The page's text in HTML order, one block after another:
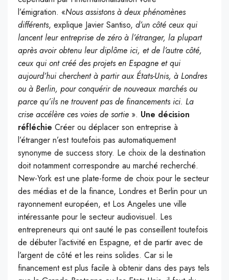
l’émigration. «Nous assistons à deux phénomènes
différents, explique Javier Santiso, d’un côté ceux qui
lancent leur entreprise de zéro à l’étranger, la plupart
après avoir obtenu leur diplôme ici, et de l’autre côté,
ceux qui ont créé des projets en Espagne et qui
aujourd’hui cherchent à partir aux États-Unis, à Londres
ou à Berlin, pour conquérir de nouveaux marchés ou
parce qu’ils ne trouvent pas de financements ici. La
crise accélère ces voies de sortie ». Une décision
réfléchie Créer ou déplacer son entreprise à
l’étranger n’est toutefois pas automatiquement
synonyme de success story. Le choix de la destination
doit notamment correspondre au marché recherché.
New-York est une plate-forme de choix pour le secteur
des médias et de la finance, Londres et Berlin pour un
rayonnement européen, et Los Angeles une ville
intéressante pour le secteur audiovisuel. Les
entrepreneurs qui ont sauté le pas conseillent toutefois
de débuter l’activité en Espagne, et de partir avec de
l’argent de côté et les reins solides. Car si le
financement est plus facile à obtenir dans des pays tels